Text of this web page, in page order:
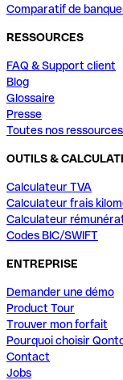
Comparatif de
RESSOURCES
FAQ & Support client
Blog
Glossaire
Presse
Toutes nos ressources
OUTILS &
Calculateur TVA
Calculateur frais
Calculateur
Codes BIC/SWIFT
ENTREPRISE
Demander une démo
Product Tour
Trouver mon forfait
Pourquoi choisir
Contact
Jobs